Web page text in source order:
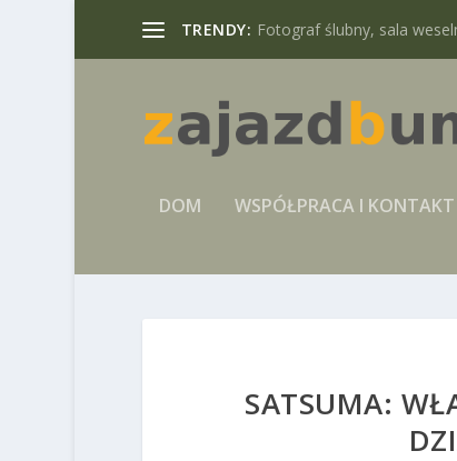
TRENDY: Fotograf ślubny, sala
DOM WSPÓŁPRACA I KONTAKT
SATSUMA: